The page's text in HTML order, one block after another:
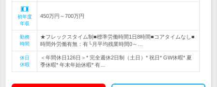
初年度
年収
450万円～700万円
勤務
時間
★フレックスタイム制■標準労働時間1日8時間■コアタイムなし■
時間外労働有無：有└月平均残業時間0～…
休日
休暇
＜年間休日126日＞* 完全週休2日制（土日）* 祝日* GW休暇* 夏
季休暇* 年末年始休暇* 有…